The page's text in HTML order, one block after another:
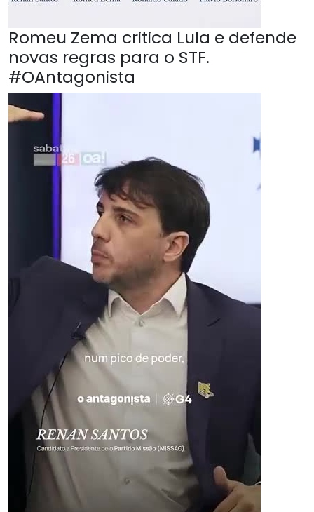
Romeu Zema critica Lula e defende
novas regras para o STF.
#OAntagonista